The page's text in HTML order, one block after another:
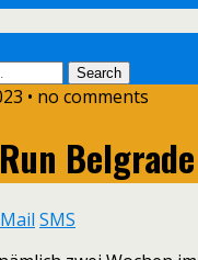
• no comments
Belgrade
Mail SMS